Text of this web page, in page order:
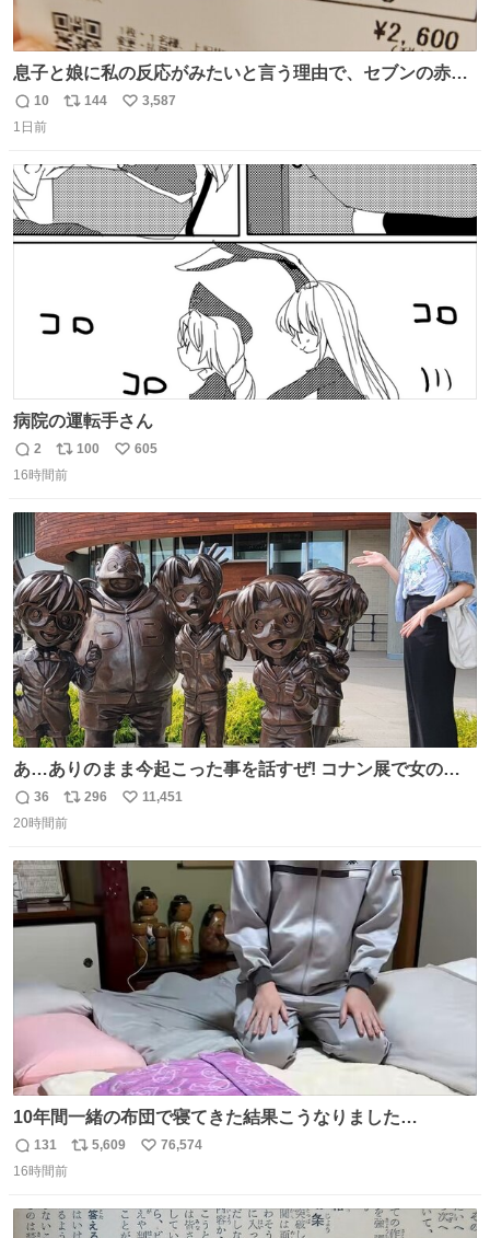
息子と娘に私の反応がみたいと言う理由で、セブンの赤魚
の煮付けを食べさせられ、ちいかわの映画に連れてこられ
ました 一体どういうことなんやで…
返
信
10
リ
ト
数
144
い
数
3,587
1日前
病院の運転手さん
返
信
2
リ
ポ
ト
数
100
い
数
605
16時間前
あ…ありのまま今起こった事を話すぜ! コナン展で女の子
に 「千速さんですか！？」 と声をかけられた。 あぁ鞄の
装飾かなと思ったら 「背も高いし見た目もすごく千速さん
人＿ ＞今日は私服＜ ￣Y^Y^Y^Y^Y^￣ #白樹鳥取大阪コ
ナン旅行2026
返
信
36
リ
ポ
ト
数
296
い
数
11,451
20時間前
10年間一緒の布団で寝てきた結果こうなりました…
返
信
131
リ
ト
5,609
い
数
76,574
16時間前